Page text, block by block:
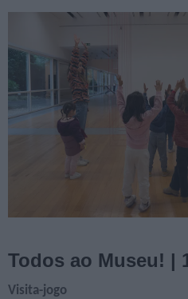
Todos ao Museu! |
Visita-jogo